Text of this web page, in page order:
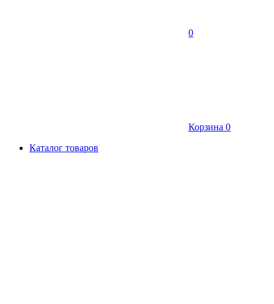
0
Корзина 0
Каталог товаров